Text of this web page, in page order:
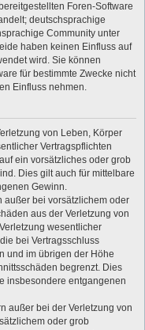
Foren-Software
deutschsprachige
Community unter
haben keinen Einfluss auf
wird. Sie können
für bestimmte Zwecke nicht
Einfluss nehmen.
von Leben, Körper
Vertragspflichten
ein vorsätzliches oder grob
Dies gilt auch für mittelbare
Gewinn.
außer bei vorsätzlichem oder
aus der Verletzung von
wesentlicher
bei Vertragsschluss
und im übrigen der Höhe
begrenzt. Dies
insbesondere entgangenen
außer bei der Verletzung von
oder grob